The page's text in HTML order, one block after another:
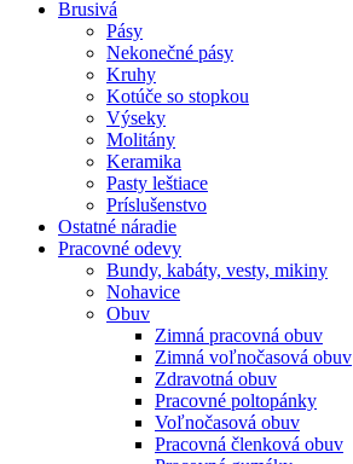
Brusivá
Pásy
Nekonečné pásy
Kruhy
Kotúče so stopkou
Výseky
Molitány
Keramika
Pasty leštiace
Príslušenstvo
Ostatné náradie
Pracovné odevy
Bundy, kabáty, vesty, mikiny
Nohavice
Obuv
Zimná pracovná obuv
Zimná voľnočasová obuv
Zdravotná obuv
Pracovné poltopánky
Voľnočasová obuv
Pracovná členková obuv